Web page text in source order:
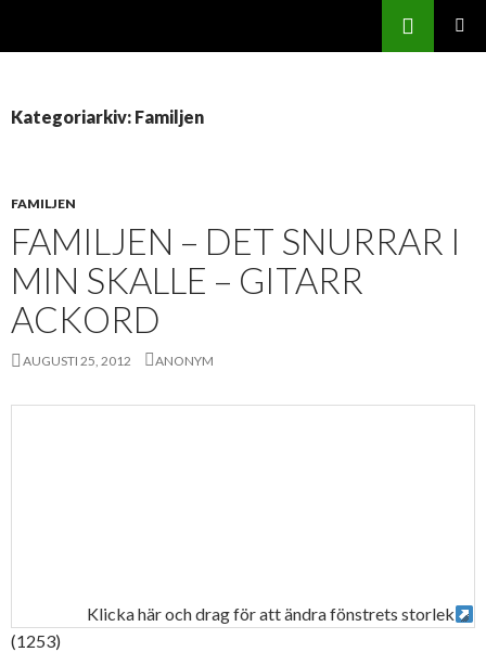
Kategoriarkiv: Familjen
FAMILJEN
FAMILJEN – DET SNURRAR I
MIN SKALLE – GITARR
ACKORD
AUGUSTI 25, 2012 ANONYM
Klicka här och drag för att ändra fönstrets storlek
(1253)